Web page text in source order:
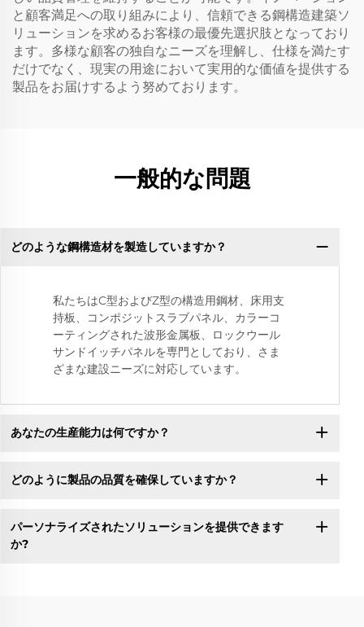
と顧客満足への取り組みにより、信頼できる鋼構造建築ソ
リューションを求めるお客様の最優先選択肢となっており
ます。多様な顧客の独自なニーズを理解し、仕様を満たす
だけでなく、現実の用途において実用的な価値を提供する
製品をお届けするよう努めております。
一般的な問題
どのような鋼構造材を製造していますか？
私たちはC型およびZ型の構造用鋼材、床用支
持板、コンポジットスラブパネル、カラーコ
ーティングされた波形金属板、ロックウール
サンドイッチパネルを専門としており、さま
ざまな建設ニーズに対応しています。
あなたの生産能力は何ですか？
どのように製品の品質を確保していますか？
パーソナライズされたソリューションを提供できます
か?